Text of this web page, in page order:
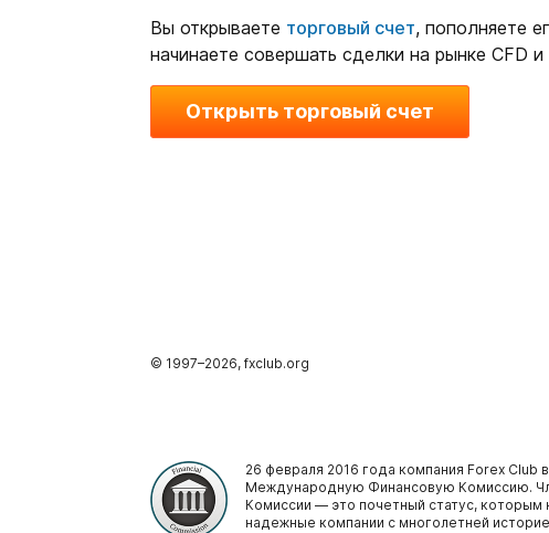
Вы открываете торговый счет, пополняете
начинаете совершать сделки на рынке CFD и
Открыть торговый счет
© 1997–2026, fxclub.org
26 февраля 2016 года компания Forex Club
Международную Финансовую Комиссию.
Комиссии — это почетный статус, которым
надежные компании с многолетней